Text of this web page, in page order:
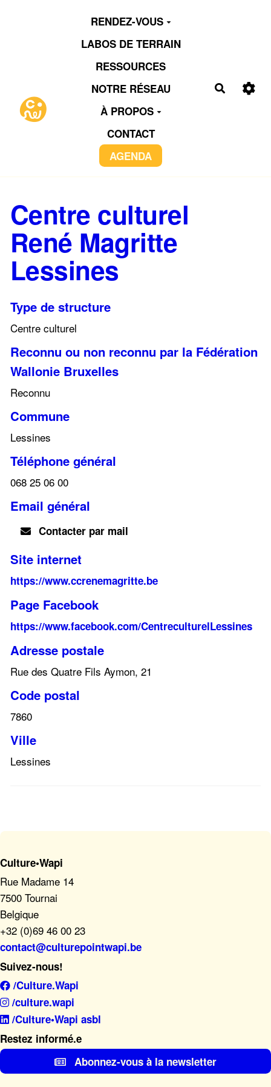
Aller au contenu principal
RENDEZ-VOUS
LABOS DE TERRAIN
RESSOURCES
NOTRE RÉSEAU
À PROPOS
CONTACT
AGENDA
Centre culturel
René Magritte
Lessines
Type de structure
Centre culturel
Reconnu ou non reconnu par la Fédération
Wallonie Bruxelles
Reconnu
Commune
Lessines
Téléphone général
068 25 06 00
Email général
Contacter par mail
Site internet
https://www.ccrenemagritte.be
Page Facebook
https://www.facebook.com/CentreculturelLessines
Adresse postale
Rue des Quatre Fils Aymon, 21
Code postal
7860
Ville
Lessines
Culture•Wapi
Rue Madame 14
7500 Tournai
Belgique
+32 (0)69 46 00 23
contact@culturepointwapi.be
Suivez-nous!
/Culture.Wapi
/culture.wapi
/Culture•Wapi asbl
Restez informé.e
Abonnez-vous à la newsletter